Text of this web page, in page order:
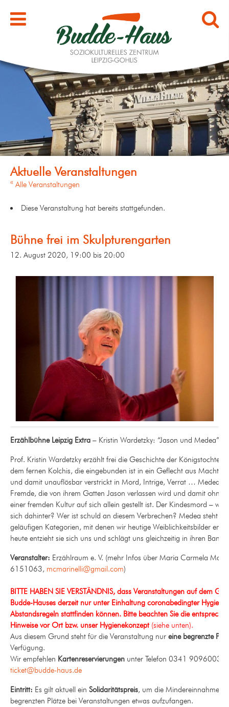
« Alle Veranstaltungen
Diese Veranstaltung hat bereits stattgefunden.
Bühne frei im Skulpturengarten
12. August 2020, 19:00 bis 20:00
Erzählbühne Leipzig Extra – Kristin Wardetzky: “Jason und Medea”
Prof. Kristin Wardetzky erzählt frei die Geschichte der Königstochter
dem fernen Kolchis, die eingebunden ist in ein Geflecht aus
und damit unauflösbar verstrickt in Mord, Intrige, Verrat … Medea
Fremde, die von ihrem Gatten Jason verlassen wird und damit ohne
einer fremden Kultur auf sich allein gestellt ist. Der Kindesmord –
sich dahinter? Wer ist schuld an diesem Verbrechen? Medea steht
geläufigen Kategorien, mit denen wir heutige Weiblichkeitsbilder
heute entzieht sie sich uns und schlägt uns gleichzeitig in ihren Bann.
Veranstalter: Erzählraum e. V. (mehr Infos über Maria Carmela
6151063, mcmarinelli@gmail.com)
BITTE HABEN SIE VERSTÄNDNIS, dass Veranstaltungen auf dem
Budde-Hauses derzeit nur unter Einhaltung coronabedingter
Abstandsregeln stattfinden können. Bitte beachten Sie die
Hinweise vor Ort bzw. unser Hygienekonzept(siehe unten).
Aus diesem Grund steht für die Veranstaltung nur eine begrenzte
Verfügung.
Wir empfehlen Kartenreservierungen unter Telefon 0341 90960037
ticket@budde-haus.de
Eintritt: Es gilt aktuell ein Solidaritätspreis, um die Mindereinnahmen
begrenzten Plätze bei Veranstaltungen etwas aufzufangen.